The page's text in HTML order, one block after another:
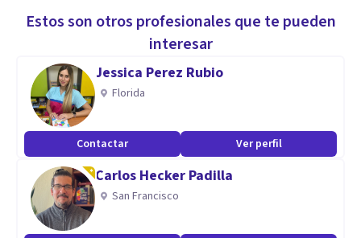
Autoestima
Codependencia
Conflictos familiares
Control de la ira
Dificultades de aprendizaje
Discapacidad intelectual
Drogadicción
Estos son otros profesionales que te pueden
interesar
Jessica Perez Rubio
Florida
Contactar Ver perfil
Carlos Hecker Padilla
San Francisco